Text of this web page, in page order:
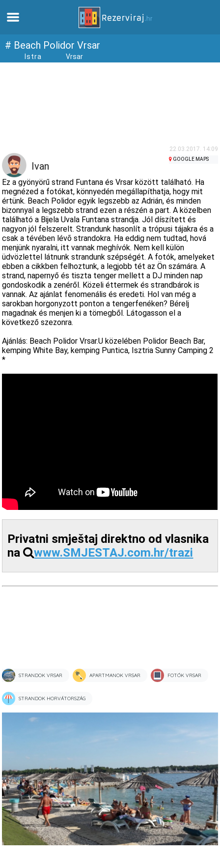
Otthon
webcams
Ismerkedjen meg Horvátországgal
múzeumok
# Beach Polidor Vrsar
Istra Vrsar
22.03.2017. 14:09
Ivan
GOOGLE MAPS
Ez a gyönyörű strand Funtana és Vrsar között található. Ha
megnézed a fotókat, könnyedén megállapíthatja, hogy mit
értünk. Beach Polidor egyik legszebb az Adrián, és minden
bizonnyal a legszebb strand ezen a részén a part. A közelben
található a Bijela Uvala Funtana strandja. Jól díszített és
nagyon jól felszerelt. Strandunk hasonlít a trópusi tájakra és a
csak a tévében lévõ strandokra. Ha eddig nem tudtad, hová
menjünk nyaralni, itt vannak meghívók. Nem kell külön
üdvözlettel látnunk strandunk szépségét. A fotók, amelyeket
ebben a cikkben felhoztunk, a legjobb tét az Ön számára. A
strand, napernyő és tiszta tenger mellett a DJ minden nap
gondoskodik a zenéről. Közeli éttermek és strandbárok is
vannak. Az ajánlat fenomenális és eredeti. Hol van még a
sarokban horgonyzott ponton a tengerfenéken? Bérelj
magadnak és menjen ki a tömegből. Látogasson el a
következő szezonra.
Ajánlás: Beach Polidor Vrsar.U közelében Polidor Beach Bar,
kemping White Bay, kemping Puntica, Isztria Sunny Camping 2
*
Privatni smještaj direktno od vlasnika
na
www.SMJESTAJ.com.hr/trazi
STRANDOK VRSAR APARTMANOK VRSAR FOTÓK VRSAR
STRANDOK HORVÁTORSZÁG